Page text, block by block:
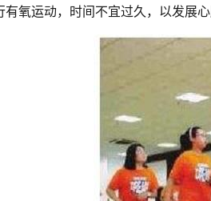
氧运动，时间不宜过久，以发展